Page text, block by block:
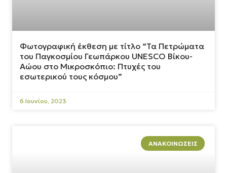
Φωτογραφική έκθεση με τίτλο “Τα Πετρώματα
του Παγκοσμίου Γεωπάρκου UNESCO Βίκου-
Αώου στο Μικροσκόπιο: Πτυχές του
εσωτερικού τους κόσμου”
6 Ιουνίου, 2023
ΑΝΑΚΟΙΝΏΣΕΙΣ